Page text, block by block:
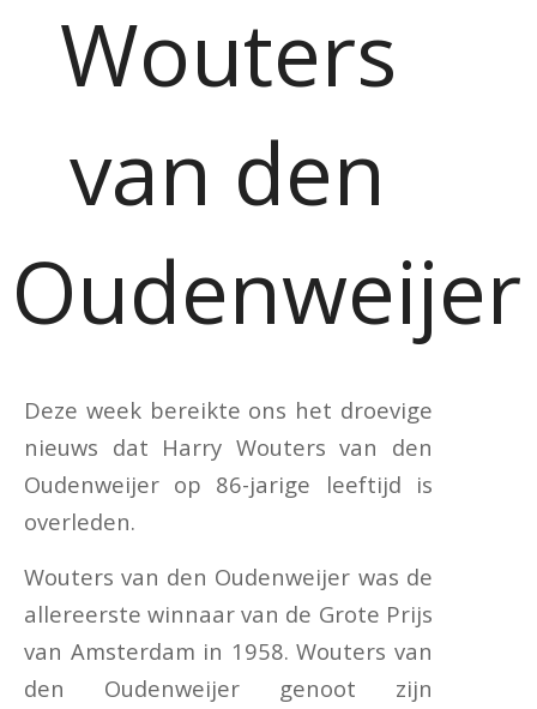
Wouters
van den
Oudenweijer
Deze week bereikte ons het droevige
nieuws dat Harry Wouters van den
Oudenweijer op 86-jarige leeftijd is
overleden.
Wouters van den Oudenweijer was de
allereerste winnaar van de Grote Prijs
van Amsterdam in 1958. Wouters van
den Oudenweijer genoot zijn